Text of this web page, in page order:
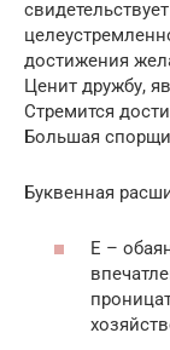
достижения
Ценит дружбу,
Стремится
Большая
Буквенная
Е –